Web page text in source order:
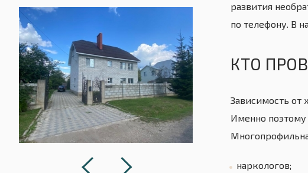
развития
по телефону. В
КТО
Зависимость от
Именно поэтому
наркологов;